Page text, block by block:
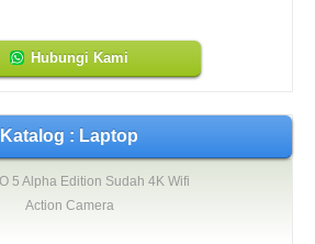
Hubungi Kami
Katalog : Laptop